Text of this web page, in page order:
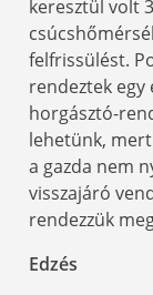
keresztül volt
felfrissülést.
rendeztek egy
horgásztó-
lehetünk,
a gazda nem
visszajáró
rendezzük
Edzés